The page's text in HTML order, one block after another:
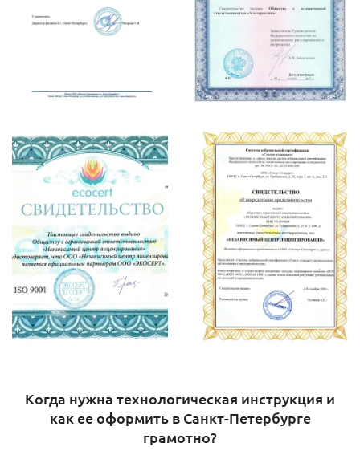
Когда нужна технологическая инструкция и
как ее оформить в Санкт-Петербурге
грамотно?